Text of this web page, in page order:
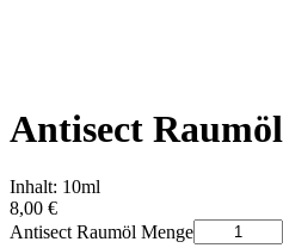
Antisect Raumöl
Inhalt: 10ml
8,00 €
Antisect Raumöl Menge